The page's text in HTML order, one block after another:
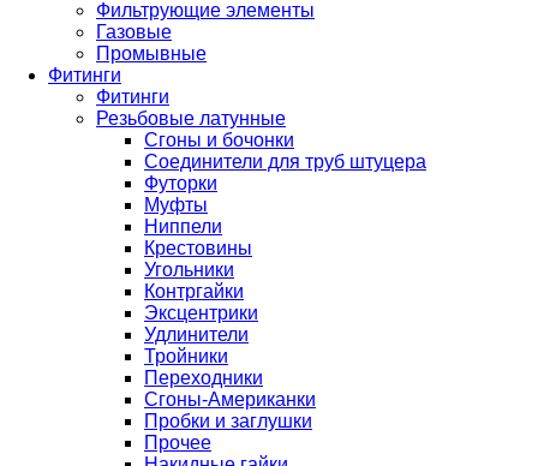
Фильтрующие элементы
Газовые
Промывные
Фитинги
Фитинги
Резьбовые латунные
Сгоны и бочонки
Соединители для труб штуцера
Футорки
Муфты
Ниппели
Крестовины
Угольники
Контргайки
Эксцентрики
Удлинители
Тройники
Переходники
Сгоны-Американки
Пробки и заглушки
Прочее